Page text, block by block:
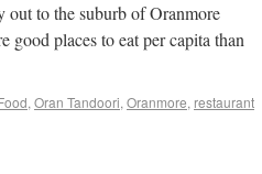
to the suburb of Oranmore
good places to eat per capita than
, Oran Tandoori, Oranmore, restaurant